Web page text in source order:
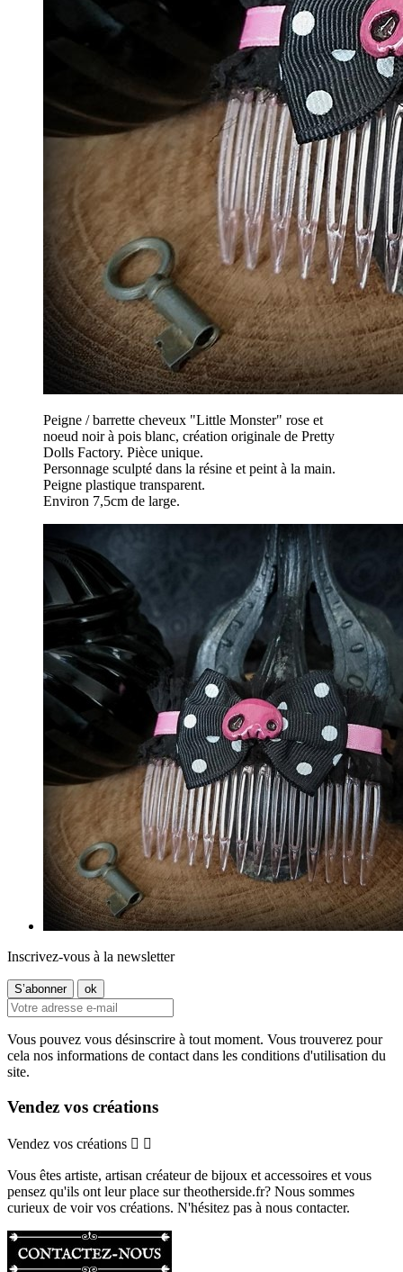
Peigne / barrette cheveux "Little Monster" rose et
noeud noir à pois blanc, création originale de Pretty
Dolls Factory. Pièce unique.
Personnage sculpté dans la résine et peint à la main.
Peigne plastique transparent.
Environ 7,5cm de large.
Inscrivez-vous à la newsletter
Vous pouvez vous désinscrire à tout moment. Vous trouverez pour
cela nos informations de contact dans les conditions d'utilisation du
site.
Vendez vos créations
Vendez vos créations  
Vous êtes artiste, artisan créateur de bijoux et accessoires et vous
pensez qu'ils ont leur place sur theotherside.fr? Nous sommes
curieux de voir vos créations. N'hésitez pas à nous contacter.